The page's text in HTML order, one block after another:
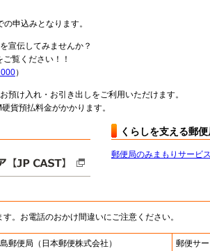
申込みとなります。
宣伝してみませんか？
覧ください！！
）
預け入れ・お引き出しをご利用いただけます。
貨預払料金がかかります。
くらしを支える郵
郵便局のみまもりサービス
。お電話のおかけ間違いにご注意ください。
郵便局 （日本郵便株式会社） 郵便サ